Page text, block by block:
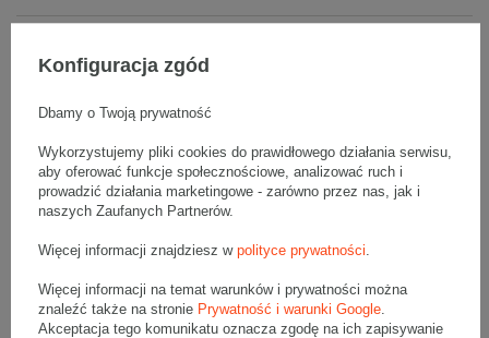
Opis produktu
Komplet jednostronnie białych kartonów klapowych - 20 szt.
Wymiary zewnętrzne: 300x200x350mm (długość x szerokość x
wysokość)
Opakowanie wykonane jest z tektury falistej 3-warstwowej, fala B
360 g/m2
• wewnętrzne:294x194x338 mm
• pojemność:19 l
Konfiguracja zgód
Dbamy o Twoją prywatność
Wykorzystujemy pliki cookies do prawidłowego działania serwisu,
aby oferować funkcje społecznościowe, analizować ruch i
prowadzić działania marketingowe - zarówno przez nas, jak i
naszych Zaufanych Partnerów.
Więcej informacji znajdziesz w polityce prywatności
Więcej informacji na temat warunków i prywatności można
znaleźć także na stronie Prywatność i warunki Google
Akceptacja tego komunikatu oznacza zgodę na ich zapisywanie